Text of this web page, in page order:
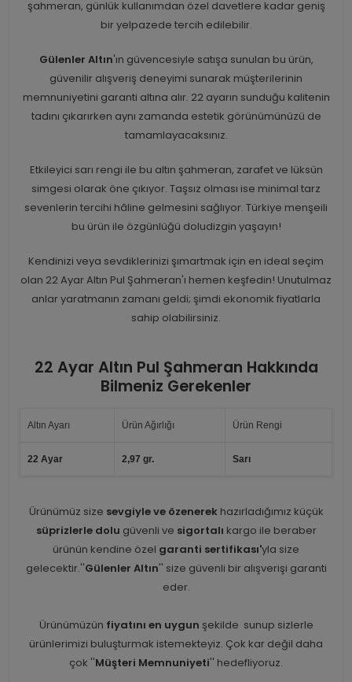
şahmeran, günlük kullanımdan özel davetlere kadar geniş
bir yelpazede tercih edilebilir.
Gülenler Altın'ın güvencesiyle satışa sunulan bu ürün,
güvenilir alışveriş deneyimi sunarak müşterilerinin
memnuniyetini garanti altına alır. 22 ayarın sunduğu kalitenin
tadını çıkarırken aynı zamanda estetik görünümünüzü de
tamamlayacaksınız.
Etkileyici sarı rengi ile bu altın şahmeran, zarafet ve lüksün
simgesi olarak öne çıkıyor. Taşsız olması ise minimal tarz
sevenlerin tercihi hâline gelmesini sağlıyor. Türkiye menşeili
bu ürün ile özgünlüğü doludizgin yaşayın!
Kendinizi veya sevdiklerinizi şımartmak için en ideal seçim
olan 22 Ayar Altın Pul Şahmeran'ı hemen keşfedin! Unutulmaz
anlar yaratmanın zamanı geldi; şimdi ekonomik fiyatlarla
sahip olabilirsiniz.
22 Ayar Altın Pul Şahmeran Hakkında
Bilmeniz Gerekenler
Altın Ayarı Ürün Ağırlığı Ürün Rengi
22 Ayar 2,97 gr. Sarı
Ürünümüz size sevgiyle ve özenerekhazırladığımız küçük
süprizlerle dolu güvenli ve sigortalı kargo ile beraber
ürünün kendine özel garanti sertifikası'yla size
gelecektir.''Gülenler Altın'' size güvenli bir alışverişi garanti
eder.
Ürünümüzün fiyatını en uygun şekilde sunup sizlerle
ürünlerimizi buluşturmak istemekteyiz. Çok kar değil daha
çok ''Müşteri Memnuniyeti'' hedefliyoruz.